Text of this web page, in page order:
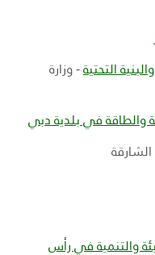
التحتية- وزارة
والطاقة في بلدية دبي
الشارقة
والتنمية في رأس